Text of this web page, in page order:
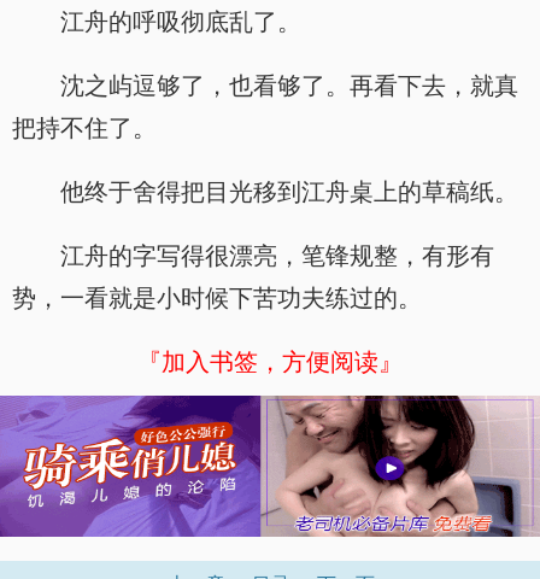
江舟的呼吸彻底乱了。
沈之屿逗够了，也看够了。再看下去，就真
把持不住了。
他终于舍得把目光移到江舟桌上的草稿纸。
江舟的字写得很漂亮，笔锋规整，有形有
势，一看就是小时候下苦功夫练过的。
『加入书签，方便阅读』